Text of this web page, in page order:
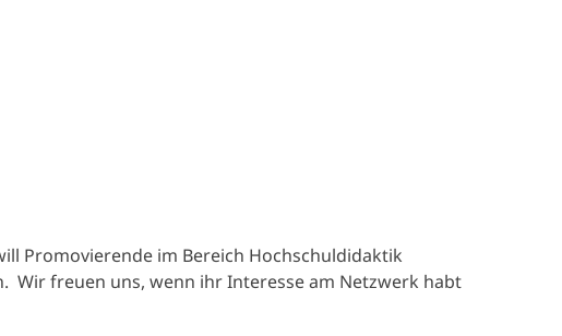
Promovierende im Bereich Hochschuldidaktik
freuen uns, wenn ihr Interesse am Netzwerk habt